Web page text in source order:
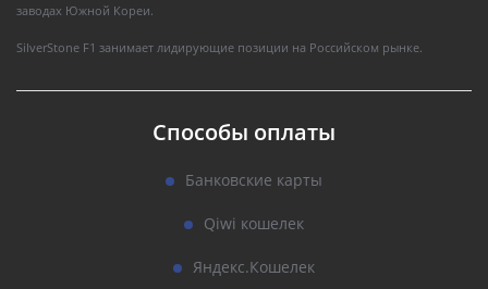
заводах Южной Кореи.
SilverStone F1 занимает лидирующие позиции на Российском рынке.
Способы оплаты
Банковские карты
Qiwi кошелек
Яндекс.Кошелек